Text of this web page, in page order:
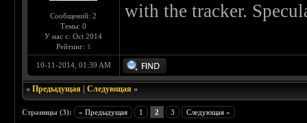
Сообщений: 2
Темы: 0
У нас с: Oct 2014
Рейтинг: 1
with the tracker.
10-11-2014, 01:39 AM
«Предыдущая |Следующая »
Страницы (3): « Предыдущая 1 2 3 Следующая »